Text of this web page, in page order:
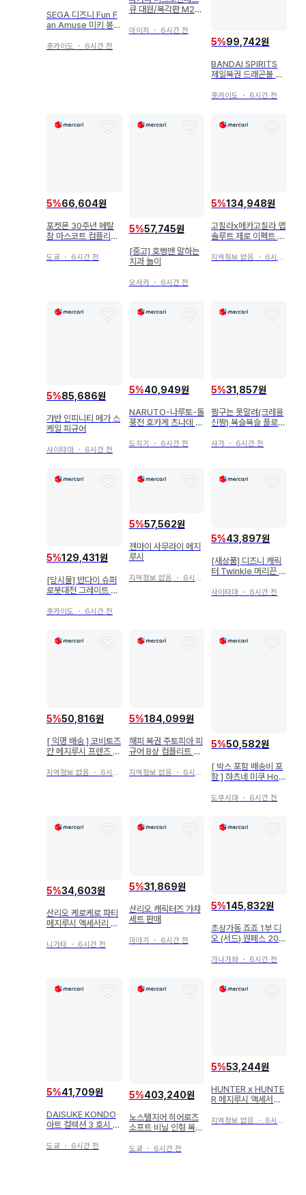
SEGA 디즈니 Fun F
an Amuse 미키 봉제
홋카이도 ・ 6시간 전
큐 대원/복각판 M261
아이치 ・ 6시간 전
5%99,742원
BANDAI SPIRITS
제일복권 드래곤볼 S
LL HEROES 4th MI
사이어인 4 한계 돌파)
홋카이도 ・ 6시간 전
5%66,604원
포켓몬 30주년 메탈
참 마스코트 컴플리트
도쿄 ・ 6시간 전
5%57,745원
[중고] 호빵맨 말하는
치과 놀이
오사카・ 6시간 전
5%134,948원
고질라x메카고질라 앱
솔루트 제로 이펙트 부
지역정보 없음 ・ 6시간 전
5%85,686원
갸반 인피니티 메가 스
케일 피규어
사이타마 ・ 6시간 전
5%40,949원
NARUTO-나루토-돌
풍전 호카게 츠나데 피
!!
도치기 ・ 6시간 전
5%31,857원
짱구는 못말려(크레용
신짱) 복슬복슬 플로키
사가 ・ 6시간 전
5%129,431원
[당시물] 반다이 슈퍼
로봇대전 그레이트 마
홋카이도 ・ 6시간 전
5%57,562원
젠마이 사무라이 메지
루시
지역정보 없음 ・ 6시간 전
5%43,897원
[새상품] 디즈니 캐릭
터 Twinkle 머리끈 7
사이타마 ・ 6시간 전
5%50,816원
[ 익명 배송 ] 코비토즈
칸 메지루시 프렌즈 2
프
지역정보 없음 ・ 6시간 전
5%184,099원
해피 복권 주토피아 피
규어 B상 컴플리트 세
지역정보 없음 ・ 6시간 전
5%50,582원
[ 박스 포함 배송비 포
함 ] 하츠네 미쿠 Holi
규어
도쿠시마 ・ 6시간 전
5%34,603원
산리오 케로케로 파티
메지루시 액세서리 4
니가타 ・ 6시간 전
5%31,869원
산리오 캐릭터즈 가챠
세트 판매
미야기 ・ 6시간 전
5%145,832원
초상가동 죠죠 1부 디
오 (서드) 원페스 202
함
가나가와 ・ 6시간 전
5%41,709원
DAISUKE KONDO
아트 컬렉션 3 호시 니
도쿄 ・ 6시간 전
5%403,240원
노스탤지어 히어로즈
소프트 비닐 인형 복각
호 본체 180mm
도쿄 ・ 6시간 전
5%53,244원
HUNTER x HUNTE
R 메지루시 액세서리
지역정보 없음 ・ 6시간 전